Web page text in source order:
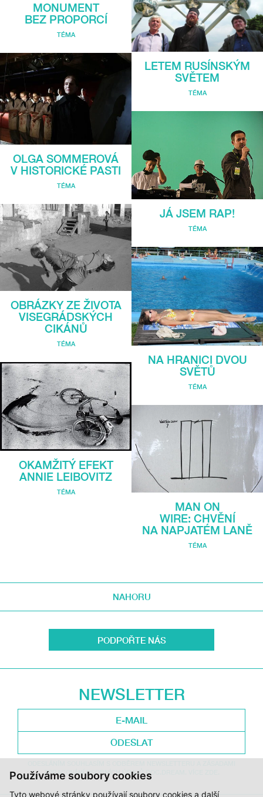
Používáme soubory cookies
Tyto webové stránky používají soubory cookies a další
MONUMENT
BEZ PROPORCÍ
TÉMA
OLGA SOMMEROVÁ
V HISTORICKÉ PASTI
TÉMA
OBRÁZKY ZE ŽIVOTA
VISEGRÁDSKÝCH
CIKÁNŮ
TÉMA
OKAMŽITÝ EFEKT
ANNIE LEIBOVITZ
TÉMA
LETEM RUSÍNSKÝM
SVĚTEM
TÉMA
JÁ JSEM RAP!
TÉMA
NA HRANICI DVOU
SVĚTŮ
TÉMA
MAN ON
WIRE: CHVĚNÍ
NA NAPJATÉM LANĚ
TÉMA
NAHORU
PODPOŘTE NÁS
NEWSLETTER
ODESLAT
ZPRACOVÁNÍ OSOBNÍCH ÚDAJŮ DOC.DREAM. VÍCE ZDE.